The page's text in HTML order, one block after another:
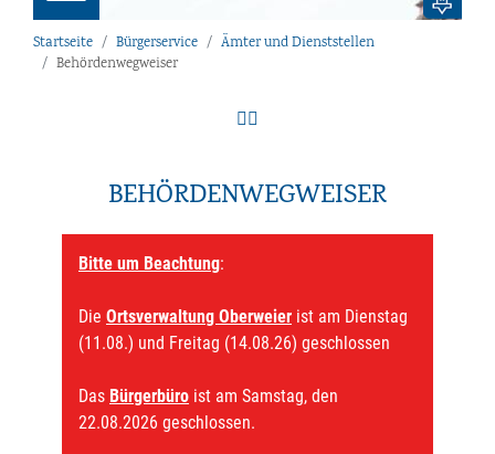
Startseite Bürgerservice
Ämter und Dienststellen
Behördenwegweiser
BEHÖRDENWEGWEISER
Bitte um Beachtung:
Die Ortsverwaltung Oberweier ist am Dienstag
(11.08.) und Freitag (14.08.26) geschlossen
Das Bürgerbüro ist am Samstag, den
22.08.2026 geschlossen.